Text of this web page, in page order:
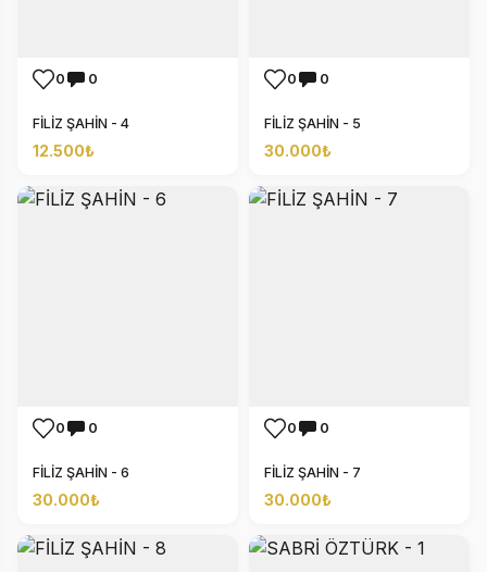
0 0
FİLİZ ŞAHİN - 4
12.500₺
0 0
FİLİZ ŞAHİN - 5
30.000₺
0 0
FİLİZ ŞAHİN - 6
30.000₺
0 0
FİLİZ ŞAHİN - 7
30.000₺